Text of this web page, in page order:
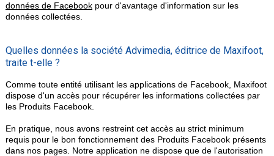
données de Facebook pour d'avantage d'information sur les
données collectées.
Quelles données la société Advimedia, éditrice de Maxifoot,
traite t-elle ?
Comme toute entité utilisant les applications de Facebook, Maxifoot
dispose d'un accès pour récupérer les informations collectées par
les Produits Facebook.
En pratique, nous avons restreint cet accès au strict minimum
requis pour le bon fonctionnement des Produits Facebook présents
dans nos pages. Notre application ne dispose que de l'autorisation